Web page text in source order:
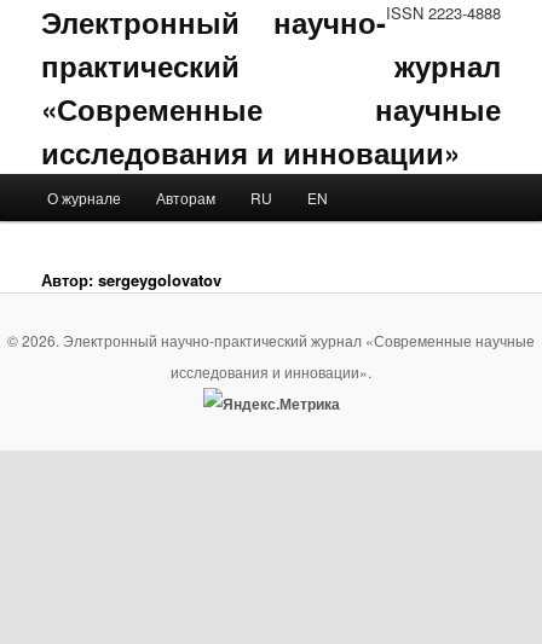
ISSN 2223-4888
Электронный научно-
практический журнал
«Современные научные
исследования и инновации»
Skip to primary content
Skip to secondary content
О журнале Авторам RU EN
Автор: sergeygolovatov
© 2026. Электронный научно-практический журнал «Современные научные
исследования и инновации».